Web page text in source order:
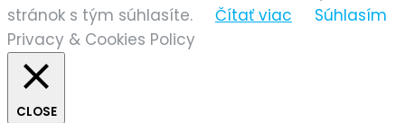
stránok s tým súhlasíte.
Čítať viac
Súhlasím
Privacy & Cookies Policy
CLOSE